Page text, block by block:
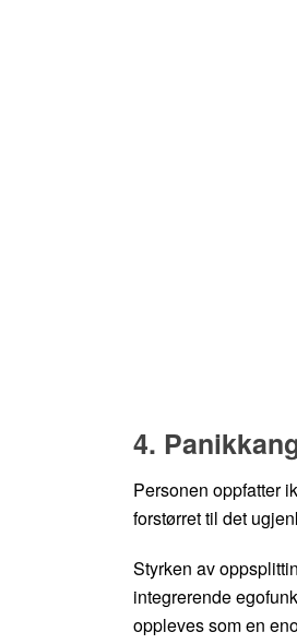
4.
Personen oppfatter
forstørret til det
Styrken av
integrerende
oppleves som en